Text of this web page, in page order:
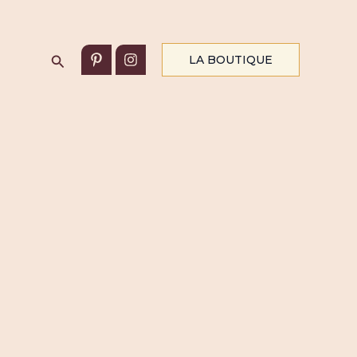
Rechercher LA BOUTIQUE